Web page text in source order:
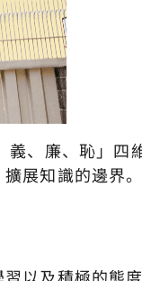
、廉、恥」四
展知識的邊界